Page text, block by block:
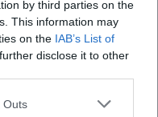
by third parties on the
This information may
on the IAB’s List of
disclose it to other
Outs